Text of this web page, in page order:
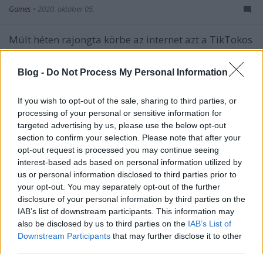
Blog - Do Not Process My Personal Information
If you wish to opt-out of the sale, sharing to third parties, or
processing of your personal or sensitive information for
targeted advertising by us, please use the below opt-out
section to confirm your selection. Please note that after your
opt-out request is processed you may continue seeing
interest-based ads based on personal information utilized by
us or personal information disclosed to third parties prior to
your opt-out. You may separately opt-out of the further
disclosure of your personal information by third parties on the
IAB’s list of downstream participants. This information may
also be disclosed by us to third parties on the IAB’s List of
Downstream Participants that may further disclose it to other
Gaines • 2020. október 05.
Múlt héten rajongta körbe az internet azt a TikTokos
vírusvideót, amelyen egy 37.éves pasas végtelen lelki
békével és nyugalommal gördeszkázik, áfonyás-
málnás gyümölcslét iszogat, és közben a Fleetwood
A zenekar névadó tagja most saját videóval…